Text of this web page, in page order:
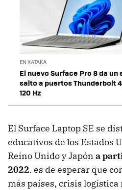
EN XATAKA
El nuevo Surface Pro 8 da
salto a puertos Thunderbolt
120 Hz
El Surface Laptop SE se
educativos de los Estados
Reino Unido y Japón a
2022. es de esperar que
más países, crisis logística